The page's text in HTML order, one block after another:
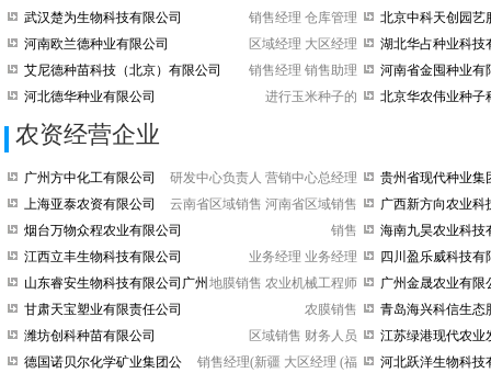
销售经理 仓库管理
武汉楚为生物科技有限公司
区域经理 大区经理
河南欧兰德种业有限公司
销售经理 销售助理
艾尼德种苗科技（北京）有限公司
进行玉米种子的
河北德华种业有限公司
北京中科天创园
湖北华占种业科技
河南省金囤种业有
北京华农伟业种
农资经营企业
研发中心负责人 营销中心总经理
广州方中化工有限公司
云南省区域销售 河南省区域销售
上海亚泰农资有限公司
销售
烟台万物众程农业有限公司
业务经理 业务经理
江西立丰生物科技有限公司
地膜销售 农业机械工程师
山东睿安生物科技有限公司广州
分公司
农膜销售
甘肃天宝塑业有限责任公司
区域销售 财务人员
潍坊创科种苗有限公司
销售经理(新疆 大区经理 (福
德国诺贝尔化学矿业集团公
贵州省现代种业集
广西新方向农业科
公司海南九昊农业科技
四川盈乐威科技
广州金晟农业有限
青岛海兴科信生态
司 江苏绿港现代农
河北跃洋生物科技